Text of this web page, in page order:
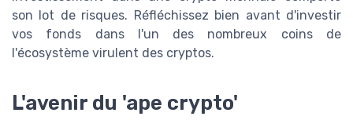
son lot de risques. Réfléchissez bien avant d'investir
vos fonds dans l'un des nombreux coins de
l'écosystème virulent des cryptos.
L'avenir du 'ape crypto'